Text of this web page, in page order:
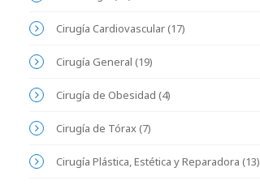
Cirugía Cardiovascular (17)
Cirugía General (19)
Cirugía de Obesidad (4)
Cirugía de Tórax (7)
Cirugía Plástica, Estética y Reparadora (13)